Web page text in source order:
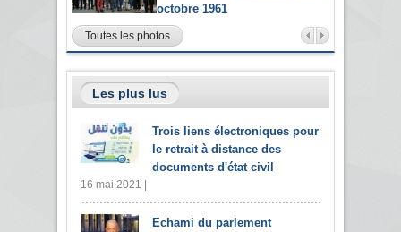
octobre 1961
Toutes les photos
Les plus lus
Trois liens électroniques pour
le retrait à distance des
documents d'état civil
16 mai 2021 |
Echami du parlement